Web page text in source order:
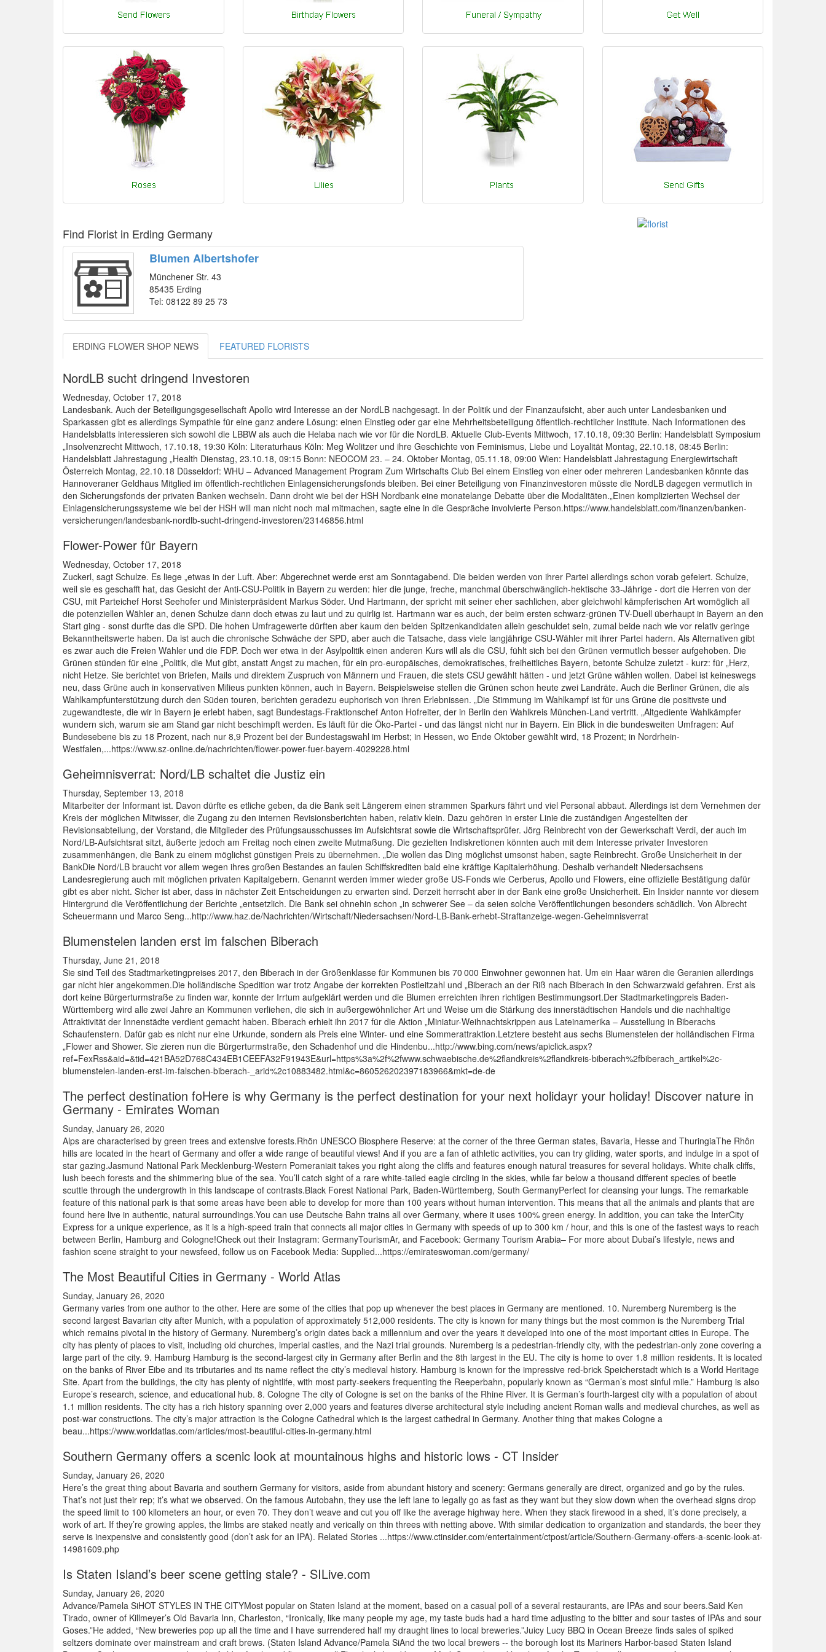
Find Florist in Erding Germany
Blumen Albertshofer
Münchener Str. 43
85435 Erding
Tel: 08122 89 25 73
ERDING FLOWER SHOP NEWS FEATURED FLORISTS
NordLB sucht dringend Investoren
Wednesday, October 17, 2018
Landesbank. Auch der Beteiligungsgesellschaft Apollo wird Interesse an der NordLB nachgesagt. In der Politik und der Finanzaufsicht, aber auch unter Landesbanken und
Sparkassen gibt es allerdings Sympathie für eine ganz andere Lösung: einen Einstieg oder gar eine Mehrheitsbeteiligung öffentlich-rechtlicher Institute. Nach Informationen des
Handelsblatts interessieren sich sowohl die LBBW als auch die Helaba nach wie vor für die NordLB. Aktuelle Club-Events Mittwoch, 17.10.18, 09:30 Berlin: Handelsblatt Symposium
„Insolvenzrecht Mittwoch, 17.10.18, 19:30 Köln: Literaturhaus Köln: Meg Wolitzer und ihre Geschichte von Feminismus, Liebe und Loyalität Montag, 22.10.18, 08:45 Berlin:
Handelsblatt Jahrestagung „Health Dienstag, 23.10.18, 09:15 Bonn: NEOCOM 23. – 24. Oktober Montag, 05.11.18, 09:00 Wien: Handelsblatt Jahrestagung Energiewirtschaft
Österreich Montag, 22.10.18 Düsseldorf: WHU – Advanced Management Program Zum Wirtschafts Club Bei einem Einstieg von einer oder mehreren Landesbanken könnte das
Hannoveraner Geldhaus Mitglied im öffentlich-rechtlichen Einlagensicherungsfonds bleiben. Bei einer Beteiligung von Finanzinvestoren müsste die NordLB dagegen vermutlich in
den Sicherungsfonds der privaten Banken wechseln. Dann droht wie bei der HSH Nordbank eine monatelange Debatte über die Modalitäten.„Einen komplizierten Wechsel der
Einlagensicherungssysteme wie bei der HSH will man nicht noch mal mitmachen, sagte eine in die Gespräche involvierte Person.https://www.handelsblatt.com/finanzen/banken-
versicherungen/landesbank-nordlb-sucht-dringend-investoren/23146856.html
Flower-Power für Bayern
Wednesday, October 17, 2018
Zuckerl, sagt Schulze. Es liege „etwas in der Luft. Aber: Abgerechnet werde erst am Sonntagabend. Die beiden werden von ihrer Partei allerdings schon vorab gefeiert. Schulze,
weil sie es geschafft hat, das Gesicht der Anti-CSU-Politik in Bayern zu werden: hier die junge, freche, manchmal überschwänglich-hektische 33-Jährige - dort die Herren von der
CSU, mit Parteichef Horst Seehofer und Ministerpräsident Markus Söder. Und Hartmann, der spricht mit seiner eher sachlichen, aber gleichwohl kämpferischen Art womöglich all
die potenziellen Wähler an, denen Schulze dann doch etwas zu laut und zu quirlig ist. Hartmann war es auch, der beim ersten schwarz-grünen TV-Duell überhaupt in Bayern an den
Start ging - sonst durfte das die SPD. Die hohen Umfragewerte dürften aber kaum den beiden Spitzenkandidaten allein geschuldet sein, zumal beide nach wie vor relativ geringe
Bekanntheitswerte haben. Da ist auch die chronische Schwäche der SPD, aber auch die Tatsache, dass viele langjährige CSU-Wähler mit ihrer Partei hadern. Als Alternativen gibt
es zwar auch die Freien Wähler und die FDP. Doch wer etwa in der Asylpolitik einen anderen Kurs will als die CSU, fühlt sich bei den Grünen vermutlich besser aufgehoben. Die
Grünen stünden für eine „Politik, die Mut gibt, anstatt Angst zu machen, für ein pro-europäisches, demokratisches, freiheitliches Bayern, betonte Schulze zuletzt - kurz: für „Herz,
nicht Hetze. Sie berichtet von Briefen, Mails und direktem Zuspruch von Männern und Frauen, die stets CSU gewählt hätten - und jetzt Grüne wählen wollen. Dabei ist keineswegs
neu, dass Grüne auch in konservativen Milieus punkten können, auch in Bayern. Beispielsweise stellen die Grünen schon heute zwei Landräte. Auch die Berliner Grünen, die als
Wahlkampfunterstützung durch den Süden touren, berichten geradezu euphorisch von ihren Erlebnissen. „Die Stimmung im Wahlkampf ist für uns Grüne die positivste und
zugewandteste, die wir in Bayern je erlebt haben, sagt Bundestags-Fraktionschef Anton Hofreiter, der in Berlin den Wahlkreis München-Land vertritt. „Altgediente Wahlkämpfer
wundern sich, warum sie am Stand gar nicht beschimpft werden. Es läuft für die Öko-Partei - und das längst nicht nur in Bayern. Ein Blick in die bundesweiten Umfragen: Auf
Bundesebene bis zu 18 Prozent, nach nur 8,9 Prozent bei der Bundestagswahl im Herbst; in Hessen, wo Ende Oktober gewählt wird, 18 Prozent; in Nordrhein-
Westfalen,...https://www.sz-online.de/nachrichten/flower-power-fuer-bayern-4029228.html
Geheimnisverrat: Nord/LB schaltet die Justiz ein
Thursday, September 13, 2018
Mitarbeiter der Informant ist. Davon dürfte es etliche geben, da die Bank seit Längerem einen strammen Sparkurs fährt und viel Personal abbaut. Allerdings ist dem Vernehmen der
Kreis der möglichen Mitwisser, die Zugang zu den internen Revisionsberichten haben, relativ klein. Dazu gehören in erster Linie die zuständigen Angestellten der
Revisionsabteilung, der Vorstand, die Mitglieder des Prüfungsausschusses im Aufsichtsrat sowie die Wirtschaftsprüfer. Jörg Reinbrecht von der Gewerkschaft Verdi, der auch im
Nord/LB-Aufsichtsrat sitzt, äußerte jedoch am Freitag noch einen zweite Mutmaßung. Die gezielten Indiskretionen könnten auch mit dem Interesse privater Investoren
zusammenhängen, die Bank zu einem möglichst günstigen Preis zu übernehmen. „Die wollen das Ding möglichst umsonst haben, sagte Reinbrecht. Große Unsicherheit in der
BankDie Nord/LB braucht vor allem wegen ihres großen Bestandes an faulen Schiffskrediten bald eine kräftige Kapitalerhöhung. Deshalb verhandelt Niedersachsens
Landesregierung auch mit möglichen privaten Kapitalgebern. Genannt werden immer wieder große US-Fonds wie Cerberus, Apollo und Flowers, eine offizielle Bestätigung dafür
gibt es aber nicht. Sicher ist aber, dass in nächster Zeit Entscheidungen zu erwarten sind. Derzeit herrscht aber in der Bank eine große Unsicherheit. Ein Insider nannte vor diesem
Hintergrund die Veröffentlichung der Berichte „entsetzlich. Die Bank sei ohnehin schon „in schwerer See – da seien solche Veröffentlichungen besonders schädlich. Von Albrecht
Scheuermann und Marco Seng...http://www.haz.de/Nachrichten/Wirtschaft/Niedersachsen/Nord-LB-Bank-erhebt-Straftanzeige-wegen-Geheimnisverrat
Blumenstelen landen erst im falschen Biberach
Thursday, June 21, 2018
Sie sind Teil des Stadtmarketingpreises 2017, den Biberach in der Größenklasse für Kommunen bis 70 000 Einwohner gewonnen hat. Um ein Haar wären die Geranien allerdings
gar nicht hier angekommen.Die holländische Spedition war trotz Angabe der korrekten Postleitzahl und „Biberach an der Riß nach Biberach in den Schwarzwald gefahren. Erst als
dort keine Bürgerturmstraße zu finden war, konnte der Irrtum aufgeklärt werden und die Blumen erreichten ihren richtigen Bestimmungsort.Der Stadtmarketingpreis Baden-
Württemberg wird alle zwei Jahre an Kommunen verliehen, die sich in außergewöhnlicher Art und Weise um die Stärkung des innerstädtischen Handels und die nachhaltige
Attraktivität der Innenstädte verdient gemacht haben. Biberach erhielt ihn 2017 für die Aktion „Miniatur-Weihnachtskrippen aus Lateinamerika – Ausstellung in Biberachs
Schaufenstern. Dafür gab es nicht nur eine Urkunde, sondern als Preis eine Winter- und eine Sommerattraktion.Letztere besteht aus sechs Blumenstelen der holländischen Firma
„Flower and Shower. Sie zieren nun die Bürgerturmstraße, den Schadenhof und die Hindenbu...http://www.bing.com/news/apiclick.aspx?
ref=FexRss&aid=&tid=421BA52D768C434EB1CEEFA32F91943E&url=https%3a%2f%2fwww.schwaebische.de%2flandkreis%2flandkreis-biberach%2fbiberach_artikel%2c-
blumenstelen-landen-erst-im-falschen-biberach-_arid%2c10883482.html&c=860526202397183966&mkt=de-de
The perfect destination foHere is why Germany is the perfect destination for your next holidayr your holiday! Discover nature in
Germany - Emirates Woman
Sunday, January 26, 2020
Alps are characterised by green trees and extensive forests.Rhön UNESCO Biosphere Reserve: at the corner of the three German states, Bavaria, Hesse and ThuringiaThe Rhôn
hills are located in the heart of Germany and offer a wide range of beautiful views! And if you are a fan of athletic activities, you can try gliding, water sports, and indulge in a spot of
star gazing.Jasmund National Park Mecklenburg-Western Pomeraniait takes you right along the cliffs and features enough natural treasures for several holidays. White chalk cliffs,
lush beech forests and the shimmering blue of the sea. You’ll catch sight of a rare white-tailed eagle circling in the skies, while far below a thousand different species of beetle
scuttle through the undergrowth in this landscape of contrasts.Black Forest National Park, Baden-Württemberg, South GermanyPerfect for cleansing your lungs. The remarkable
feature of this national park is that some areas have been able to develop for more than 100 years without human intervention. This means that all the animals and plants that are
found here live in authentic, natural surroundings.You can use Deutsche Bahn trains all over Germany, where it uses 100% green energy. In addition, you can take the InterCity
Express for a unique experience, as it is a high-speed train that connects all major cities in Germany with speeds of up to 300 km / hour, and this is one of the fastest ways to reach
between Berlin, Hamburg and Cologne!Check out their Instagram: GermanyTourismAr, and Facebook: Germany Tourism Arabia– For more about Dubai’s lifestyle, news and
fashion scene straight to your newsfeed, follow us on Facebook Media: Supplied...https://emirateswoman.com/germany/
The Most Beautiful Cities in Germany - World Atlas
Sunday, January 26, 2020
Germany varies from one author to the other. Here are some of the cities that pop up whenever the best places in Germany are mentioned. 10. Nuremberg Nuremberg is the
second largest Bavarian city after Munich, with a population of approximately 512,000 residents. The city is known for many things but the most common is the Nuremberg Trial
which remains pivotal in the history of Germany. Nuremberg’s origin dates back a millennium and over the years it developed into one of the most important cities in Europe. The
city has plenty of places to visit, including old churches, imperial castles, and the Nazi trial grounds. Nuremberg is a pedestrian-friendly city, with the pedestrian-only zone covering a
large part of the city. 9. Hamburg Hamburg is the second-largest city in Germany after Berlin and the 8th largest in the EU. The city is home to over 1.8 million residents. It is located
on the banks of River Eibe and its tributaries and its name reflect the city’s medieval history. Hamburg is known for the impressive red-brick Speicherstadt which is a World Heritage
Site. Apart from the buildings, the city has plenty of nightlife, with most party-seekers frequenting the Reeperbahn, popularly known as “German’s most sinful mile.” Hamburg is also
Europe’s research, science, and educational hub. 8. Cologne The city of Cologne is set on the banks of the Rhine River. It is German’s fourth-largest city with a population of about
1.1 million residents. The city has a rich history spanning over 2,000 years and features diverse architectural style including ancient Roman walls and medieval churches, as well as
post-war constructions. The city’s major attraction is the Cologne Cathedral which is the largest cathedral in Germany. Another thing that makes Cologne a
beau...https://www.worldatlas.com/articles/most-beautiful-cities-in-germany.html
Southern Germany offers a scenic look at mountainous highs and historic lows - CT Insider
Sunday, January 26, 2020
Here’s the great thing about Bavaria and southern Germany for visitors, aside from abundant history and scenery: Germans generally are direct, organized and go by the rules.
That’s not just their rep; it’s what we observed. On the famous Autobahn, they use the left lane to legally go as fast as they want but they slow down when the overhead signs drop
the speed limit to 100 kilometers an hour, or even 70. They don’t weave and cut you off like the average highway here. When they stack firewood in a shed, it’s done precisely, a
work of art. If they’re growing apples, the limbs are staked neatly and verically on thin threes with netting above. With similar dedication to organization and standards, the beer they
serve is inexpensive and consistently good (don’t ask for an IPA). Related Stories ...https://www.ctinsider.com/entertainment/ctpost/article/Southern-Germany-offers-a-scenic-look-at-
14981609.php
Is Staten Island’s beer scene getting stale? - SILive.com
Sunday, January 26, 2020
Advance/Pamela SiHOT STYLES IN THE CITYMost popular on Staten Island at the moment, based on a casual poll of a several restaurants, are IPAs and sour beers.Said Ken
Tirado, owner of Killmeyer’s Old Bavaria Inn, Charleston, “Ironically, like many people my age, my taste buds had a hard time adjusting to the bitter and sour tastes of IPAs and sour
Goses.”He added, “New breweries pop up all the time and I have surrendered half my draught lines to local breweries.”Juicy Lucy BBQ in Ocean Breeze finds sales of spiked
seltzers dominate over mainstream and craft brews. (Staten Island Advance/Pamela SiAnd the two local brewers -- the borough lost its Mariners Harbor-based Staten Island